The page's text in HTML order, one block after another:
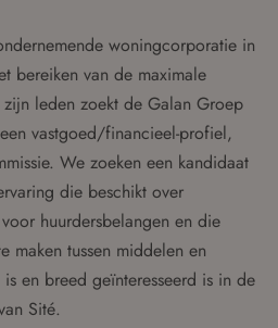
woningcorporatie in
bereiken van de maximale
leden zoekt de Galan Groep
vastgoed/financieel-profiel,
We zoeken een kandidaat
die beschikt over
huurdersbelangen en die
maken tussen middelen en
en breed geïnteresseerd is in de
Sité.